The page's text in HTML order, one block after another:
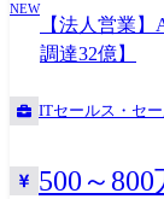
トバウンド、掘り起
と組織全体へのフ
NEW
【法人営業
調達32億】
ITセールス・セ
500～800